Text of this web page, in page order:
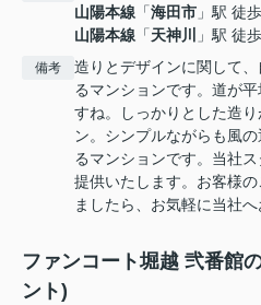
山陽本線 「海田市 」駅 徒
山陽本線 「天神川 」駅 徒
備考
造りとデザインに関して
るマンションです。道が
すね。しっかりとした造
ン。シンプルながらも風
るマンションです。当社
提供いたします。お客様
ましたら、お気軽に当社へ
ファンコート堀越 弐番館
ント)